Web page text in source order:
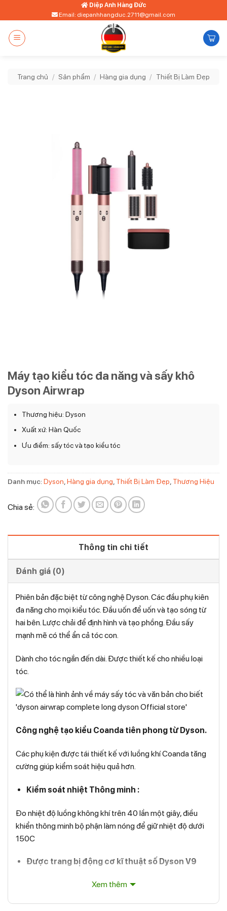
qua
dung
Diệp Anh Hàng Đức
Email: diepanhhangduc.2711@gmail.com
Trang chủ / Sản phẩm / Hàng gia dụng / Thiết Bị Làm Đẹp
Máy tạo kiểu tóc đa năng và sấy khô
Dyson Airwrap
Thương hiệu: Dyson
Xuất xứ: Hàn Quốc
Ưu điểm: sấy tóc và tạo kiểu tóc
Danh mục:Dyson Hàng gia dụng Thiết Bị Làm Đẹp Thương Hiệu
Chia sẻ:
Thông tin chi tiết
Đánh giá (0)
Phiên bản đặc biệt từ công nghệ Dyson. Các đầu phụ kiên
đa năng cho mọi kiểu tóc. Đầu uốn để uốn và tạo sóng từ
hai bên. Lược chải để định hình và tạo phồng. Đầu sấy
mạnh mẽ có thể ẩn cả tóc con.
Dành cho tóc ngắn đến dài. Được thiết kế cho nhiều loại
tóc.
Công nghệ tạo kiểu Coanda tiên phong từ Dyson.
Các phụ kiện được tái thiết kế với luồng khí Coanda tăng
cường giúp kiểm soát hiệu quả hơn.
Kiểm soát nhiệt Thông minh :
Đo nhiệt độ luồng không khí trên 40 lần một giây, điều
khiển thông minh bộ phận làm nóng để giữ nhiệt độ dưới
150C
Được trang bị động cơ kĩ thuật số Dyson V9
13 cánh quạt có tốc độ quay lên đến 110000 vòng/ phút,
Xem thêm